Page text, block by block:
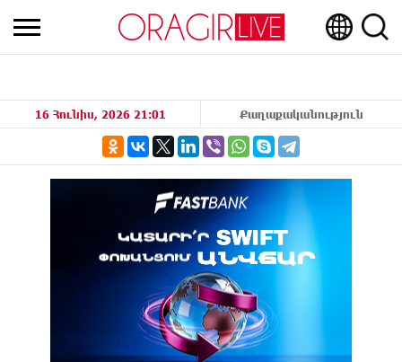
16 Հունիս, 2026 21:01 Քաղաքականություն